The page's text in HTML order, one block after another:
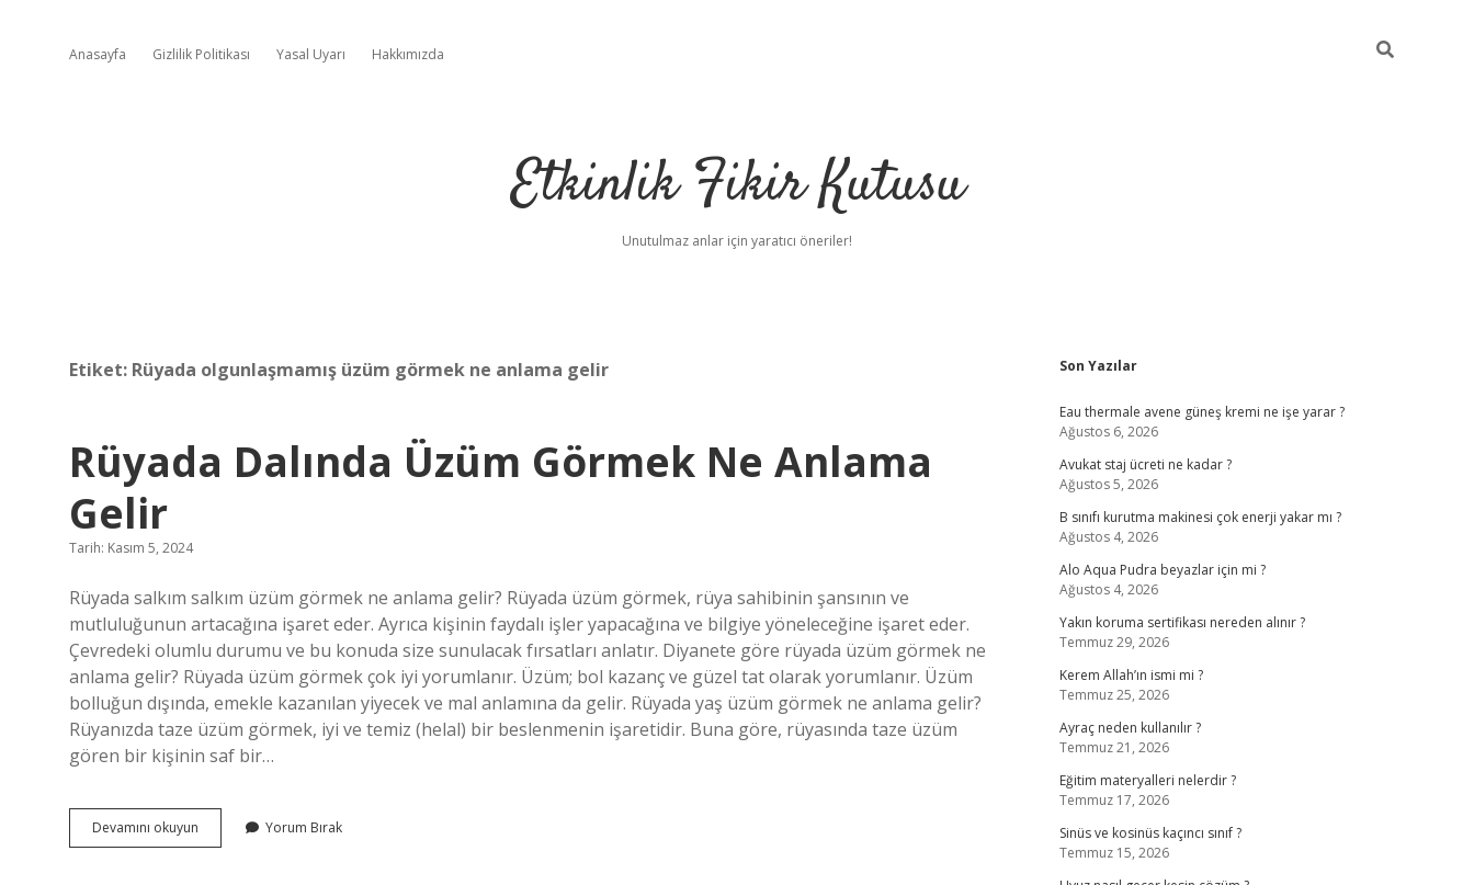
Anasayfa Gizlilik Politikası Yasal Uyarı Hakkımızda
Etkinlik Fikir Kutusu
Unutulmaz anlar için yaratıcı öneriler!
Etiket: Rüyada olgunlaşmamış üzüm görmek ne anlama gelir
Rüyada Dalında Üzüm Görmek Ne Anlama
Gelir
Tarih: Kasım 5, 2024
Rüyada salkım salkım üzüm görmek ne anlama gelir? Rüyada üzüm görmek, rüya sahibinin şansının ve
mutluluğunun artacağına işaret eder. Ayrıca kişinin faydalı işler yapacağına ve bilgiye yöneleceğine işaret eder.
Çevredeki olumlu durumu ve bu konuda size sunulacak fırsatları anlatır. Diyanete göre rüyada üzüm görmek ne
anlama gelir? Rüyada üzüm görmek çok iyi yorumlanır. Üzüm; bol kazanç ve güzel tat olarak yorumlanır. Üzüm
bolluğun dışında, emekle kazanılan yiyecek ve mal anlamına da gelir. Rüyada yaş üzüm görmek ne anlama gelir?
Rüyanızda taze üzüm görmek, iyi ve temiz (helal) bir beslenmenin işaretidir. Buna göre, rüyasında taze üzüm
gören bir kişinin saf bir…
Devamını okuyun
Dalında
Yorum Bırak
Sidebar
Son Yazılar
Eau thermale avene güneş kremi ne işe yarar ?
Ağustos 6, 2026
Avukat staj ücreti ne kadar ?
Ağustos 5, 2026
B sınıfı kurutma makinesi çok enerji yakar mı ?
Ağustos 4, 2026
Alo Aqua Pudra beyazlar için mi ?
Ağustos 4, 2026
Yakın koruma sertifikası nereden alınır ?
Temmuz 29, 2026
Kerem Allah’ın ismi mi ?
Temmuz 25, 2026
Ayraç neden kullanılır ?
Temmuz 21, 2026
Eğitim materyalleri nelerdir ?
Temmuz 17, 2026
Sinüs ve kosinüs kaçıncı sınıf ?
Temmuz 15, 2026